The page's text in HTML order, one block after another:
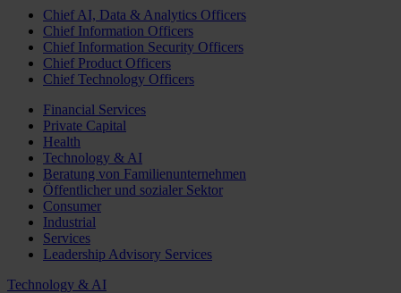
Chief AI, Data & Analytics Officers
Chief Information Officers
Chief Information Security Officers
Chief Product Officers
Chief Technology Officers
Financial Services
Private Capital
Health
Technology & AI
Beratung von Familienunternehmen
Öffentlicher und sozialer Sektor
Consumer
Industrial
Services
Leadership Advisory Services
Technology & AI